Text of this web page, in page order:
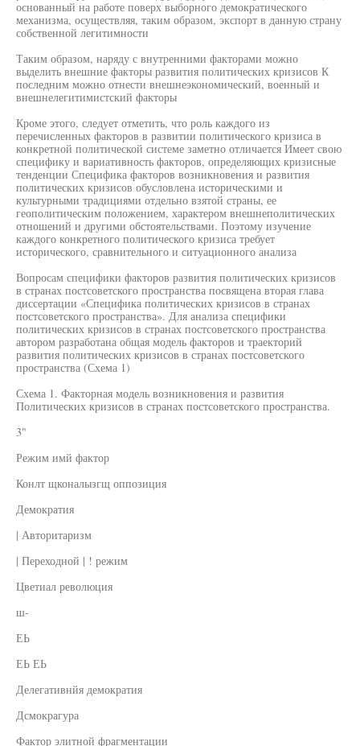
основанный на работе поверх выборного демократического
механизма, осуществляя, таким образом, экспорт в данную страну
собственной легитимности
Таким образом, наряду с внутренними факторами можно
выделить внешние факторы развития политических кризисов К
последним можно отнести внешнеэкономический, военный и
внешнелегитимистский факторы
Кроме этого, следует отметить, что роль каждого из
перечисленных факторов в развитии политического кризиса в
конкретной политической системе заметно отличается Имеет свою
специфику и вариативность факторов, определяющих кризисные
тенденции Специфика факторов возникновения и развития
политических кризисов обусловлена историческими и
культурными традициями отдельно взятой страны, ее
геополитическим положением, характером внешнеполитических
отношений и другими обстоятельствами. Поэтому изучение
каждого конкретного политического кризиса требует
исторического, сравнительного и ситуационного анализа
Вопросам специфики факторов развития политических кризисов
в странах постсоветского пространства посвящена вторая глава
диссертации «Специфика политических кризисов в странах
постсоветского пространства». Для анализа специфики
политических кризисов в странах постсоветского пространства
автором разработана общая модель факторов и траекторий
развития политических кризисов в странах постсоветского
пространства (Схема 1)
Схема 1. Факторная модель возникновения и развития
Политических кризисов в странах постсоветского пространства.
3"
Режим имй фактор
Конлт щконалызгщ оппозиция
Демократия
| Авторитаризм
| Переходной | ! режим
Цветиал революция
ш-
ЕЬ
ЕЬ ЕЬ
Делегативнйя демократия
Дсмокрагура
Фактор элитной фрагментации